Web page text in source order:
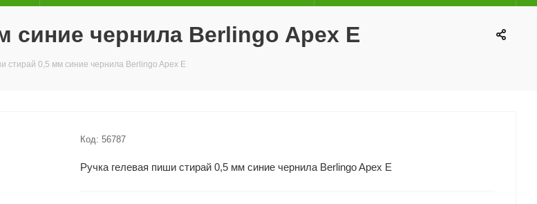
синие чернила Berlingo Apex E
стирай 0,5 мм синие чернила Berlingo Apex E
Код: 56787
Ручка гелевая пиши стирай 0,5 мм синие чернила Berlingo Apex E